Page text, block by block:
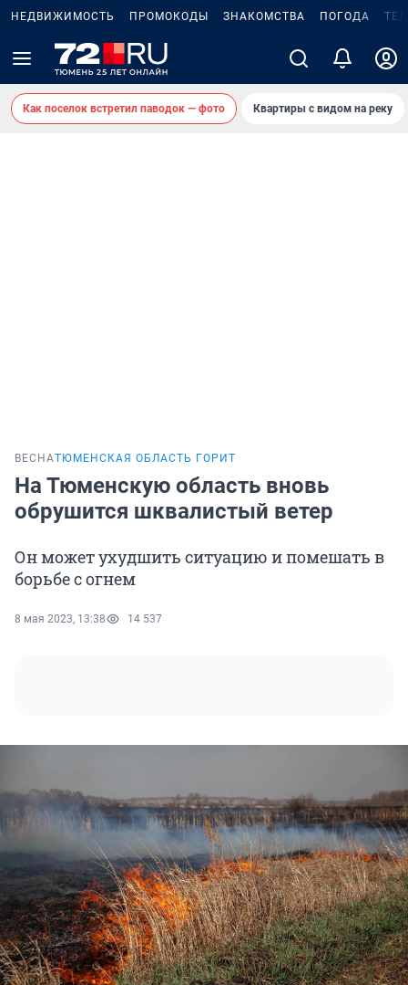
НЕДВИЖИМОСТЬ ПРОМОКОДЫ ЗНАКОМСТВА ПОГОДА
Как поселок встретил паводок — фото Квартиры с видом на реку
ВЕСНАТЮМЕНСКАЯ ОБЛАСТЬ ГОРИТ
На Тюменскую область вновь
обрушится шквалистый ветер
Он может ухудшить ситуацию и помешать в
борьбе с огнем
8 мая 2023, 13:38 14 537